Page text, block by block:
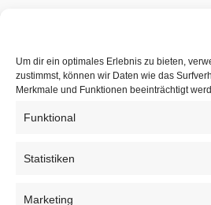
Um dir ein optimales Erlebnis zu bieten,
zustimmst, können wir Daten wie das
Merkmale und Funktionen beeinträchtigt
Funktional
Statistiken
Marketing